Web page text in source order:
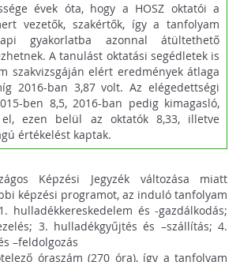
évek óta, hogy a HOSZ oktatói a
vezetők, szakértők, így a tanfolyam
gyakorlatba azonnal átültethető
A tanulást oktatási segédletek is
szakvizsgáján elért eredmények átlaga
2016-ban 3,87 volt. Az elégedettségi
ben 8,5, 2016-ban pedig kimagasló,
ezen belül az oktatók 8,33, illetve
értékelést kaptak.
Képzési Jegyzék változása miatt
képzési programot, az induló tanfolyam
hulladékkereskedelem és -gazdálkodás;
3. hulladékgyűjtés és –szállítás; 4.
–feldolgozás
óraszám (270 óra), így a tanfolyam